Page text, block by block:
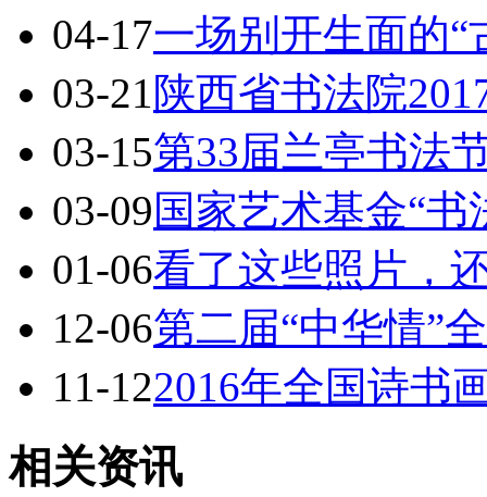
04-17一场别开生面的“
03-21陕西省书法院
03-15第33届兰亭书法
03-09国家艺术基金“
01-06看了这些照片，
12-06第二届“中华情”
11-122016年全国诗书
相关资讯